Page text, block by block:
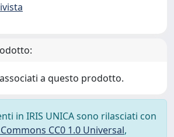
a questo prodotto.
in IRIS UNICA sono rilasciati con
CC0 1.0 Universal,